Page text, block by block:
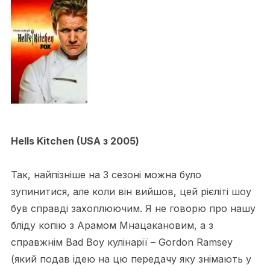
Hells Kitchen (USA з 2005)
Так, найпізніше на 3 сезоні можна було
зупинитися, але коли він вийшов, цей рієліті шоу
був справді захоплюючим. Я не говорю про нашу
бліду копію з Арамом Мнацакановим, а з
справжнім Bad Boy кулінарії – Gordon Ramsey
(який подав ідею на цю передачу яку знімають у